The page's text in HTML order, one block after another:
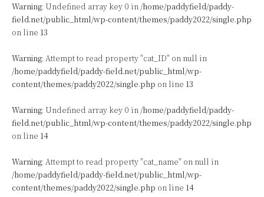
Warning: Undefined array key 0 in /home/paddyfield/paddy-
field.net/public_html/wp-content/themes/paddy2022/single.php
on line 13
Warning: Attempt to read property "cat_ID" on null in
/home/paddyfield/paddy-field.net/public_html/wp-
content/themes/paddy2022/single.php on line 13
Warning: Undefined array key 0 in /home/paddyfield/paddy-
field.net/public_html/wp-content/themes/paddy2022/single.php
on line 14
Warning: Attempt to read property "cat_name" on null in
/home/paddyfield/paddy-field.net/public_html/wp-
content/themes/paddy2022/single.php on line 14